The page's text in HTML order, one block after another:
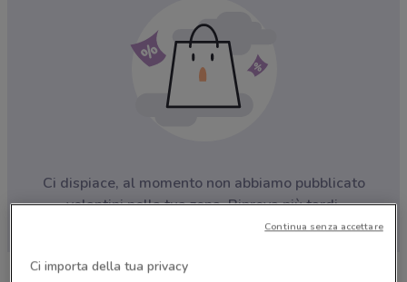
Ci dispiace, al momento non abbiamo pubblicato
volantini nella tua zona. Riprova più tardi.
Ci importa della tua privacy
Continua senza accettare